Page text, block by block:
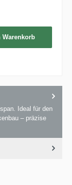
Warenkorb
Ideal für den
– präzise